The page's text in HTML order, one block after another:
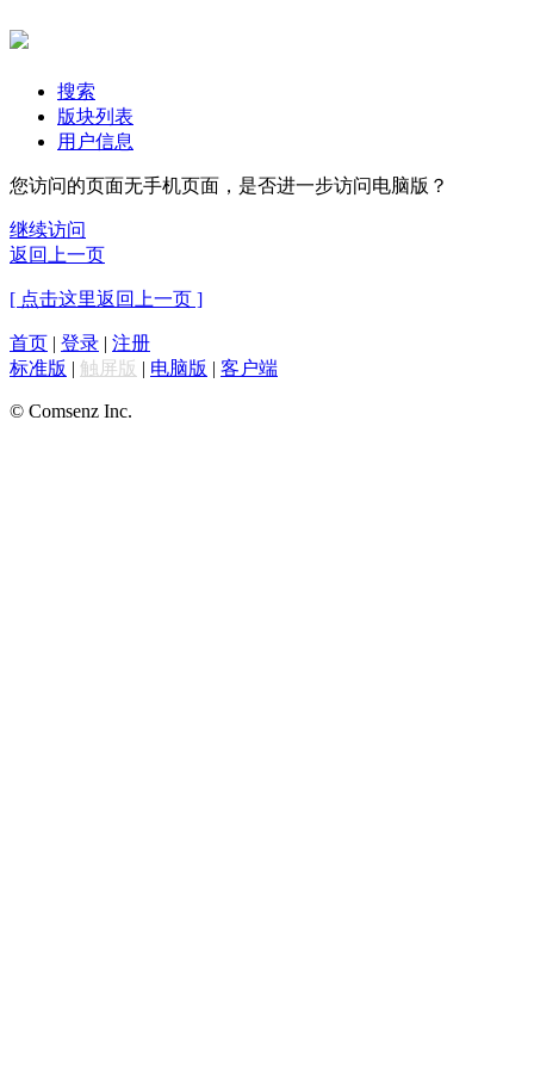
搜索
版块列表
用户信息
您访问的页面无手机页面，是否进一步访问电脑版？
继续访问
返回上一页
[ 点击这里返回上一页 ]
首页 | 登录 | 注册
标准版 | 触屏版 | 电脑版 | 客户端
© Comsenz Inc.